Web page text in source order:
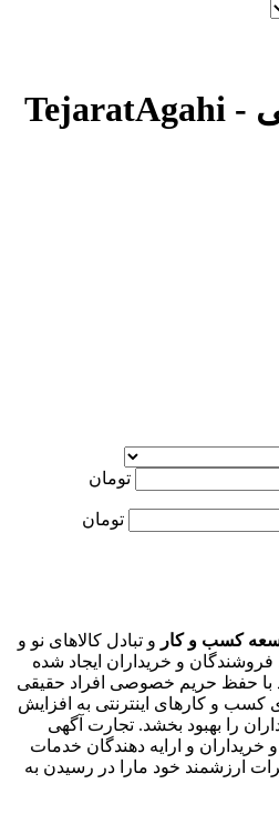
ساختمان کلنگی - TejaratAgahi
تومان
تومان
کسب و کار و تبادل کالاهای نو و
و خریداران ایجاد شده
حفظ حریم خصوصی افراد حقیقی
و کارهای اینترنتی به افزایش
را بهبود بخشد. تجارت آگهی
خریداران و ارایه دهندگان خدمات
ارزشمند خود مارا در رسیدن به